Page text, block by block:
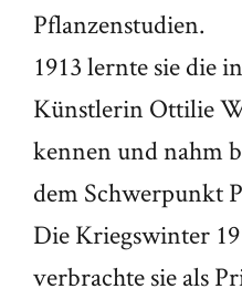
Pflanzenstudien.
1913 lernte sie die
Künstlerin Ottilie
kennen und nahm
dem Schwerpunkt
Die Kriegswinter
verbrachte sie als